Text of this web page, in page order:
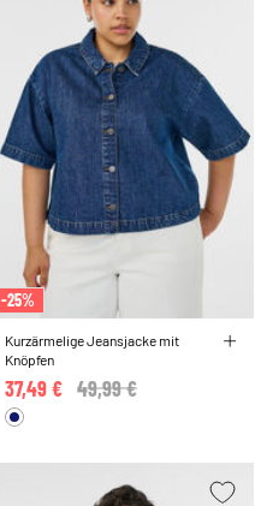
-25%
Kurzärmelige Jeansjacke mit
Knöpfen
Price reduced from
49,99 €
37,49 €